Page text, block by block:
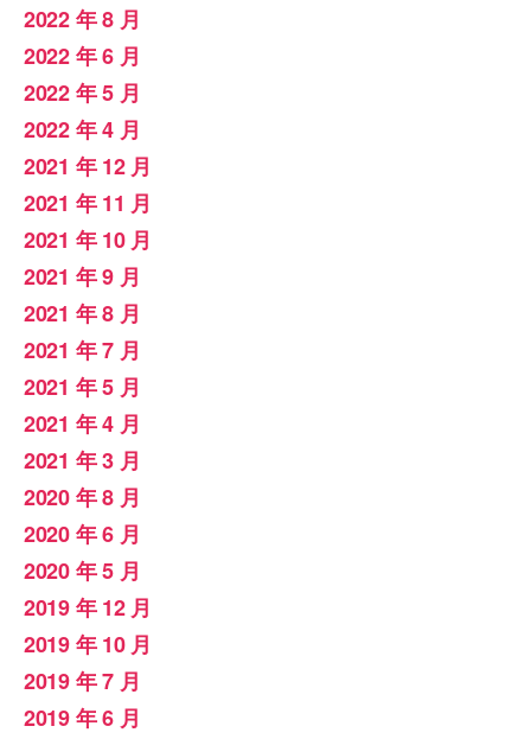
2022 年 8 月
2022 年 6 月
2022 年 5 月
2022 年 4 月
2021 年 12 月
2021 年 11 月
2021 年 10 月
2021 年 9 月
2021 年 8 月
2021 年 7 月
2021 年 5 月
2021 年 4 月
2021 年 3 月
2020 年 8 月
2020 年 6 月
2020 年 5 月
2019 年 12 月
2019 年 10 月
2019 年 7 月
2019 年 6 月